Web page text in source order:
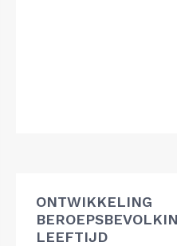
ONTWIKKELING
LEEFTIJD